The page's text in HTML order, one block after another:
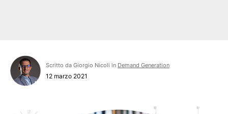
Scritto da Giorgio Nicoli in Demand Generation
12 marzo 2021